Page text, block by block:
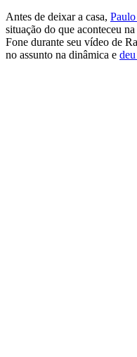
Antes de deixar a casa,
situação do que aconteceu
Fone durante seu vídeo de
no assunto na dinâmica e